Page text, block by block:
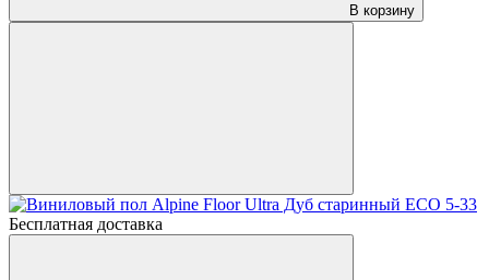
В корзину
Бесплатная доставка